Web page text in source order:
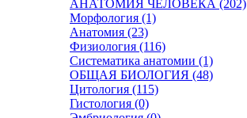
АНАТОМИЯ ЧЕЛОВЕКА (202)
Морфология (1)
Анатомия (23)
Физиология (116)
Систематика анатомии (1)
ОБЩАЯ БИОЛОГИЯ (48)
Цитология (115)
Гистология (0)